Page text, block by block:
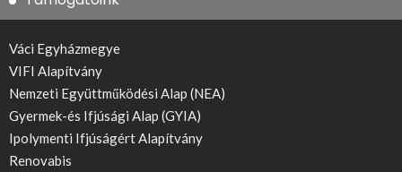
Váci Egyházmegye
VIFI Alapítvány
Nemzeti Együttműködési Alap (NEA)
Gyermek-és Ifjúsági Alap (GYIA)
Ipolymenti Ifjúságért Alapítvány
Renovabis